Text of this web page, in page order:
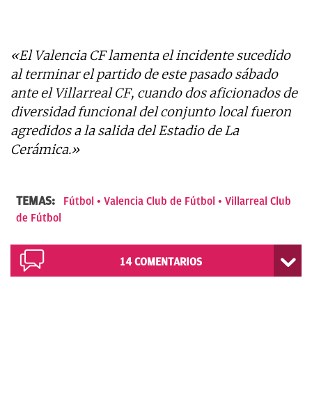
«El Valencia CF lamenta el incidente sucedido
al terminar el partido de este pasado sábado
ante el Villarreal CF, cuando dos aficionados de
diversidad funcional del conjunto local fueron
agredidos a la salida del Estadio de La
Cerámica.»
TEMAS: Fútbol Valencia Club de Fútbol
Villarreal Club
de Fútbol
14COMENTARIOS